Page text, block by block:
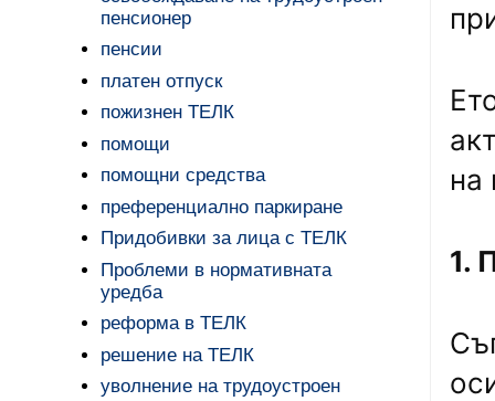
на
1.
пенсионер
пенсии
платен отпуск
пожизнен ТЕЛК
помощи
помощни средства
преференциално паркиране
Придобивки за лица с ТЕЛК
Проблеми в нормативната
уредба
реформа в ТЕЛК
решение на ТЕЛК
уволнение на трудоустроен